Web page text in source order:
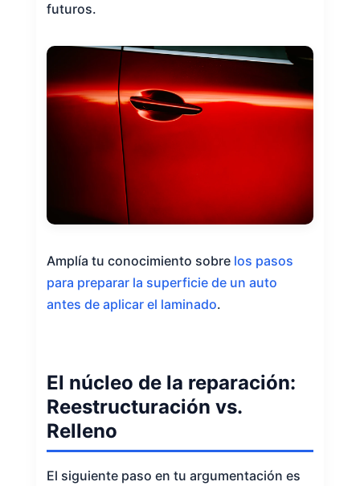
futuros.
Amplía tu conocimiento sobre los pasos
para preparar la superficie de un auto
antes de aplicar el laminado.
El núcleo de la reparación:
Reestructuración vs.
Relleno
El siguiente paso en tu argumentación es